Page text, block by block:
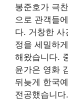
봉준호가 극
으로 관객들
다. 거창한 사
정을 세밀하
해왔습니다.
윤가은 영화
뒤늦게 한국
전공했습니